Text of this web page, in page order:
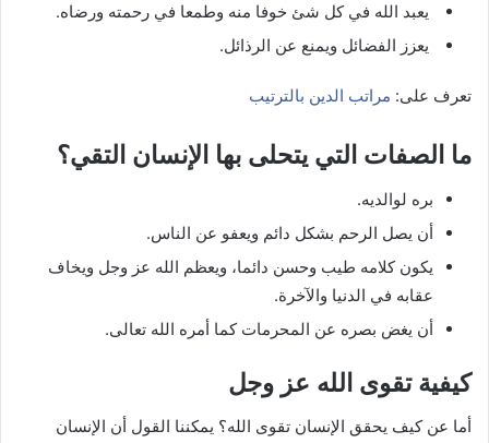
يعبد الله في كل شئ خوفا منه وطمعا في رحمته ورضاه.
يعزز الفضائل ويمنع عن الرذائل.
تعرف على: مراتب الدين بالترتيب
ما الصفات التي يتحلى بها الإنسان التقي؟
بره لوالديه.
أن يصل الرحم بشكل دائم ويعفو عن الناس.
يكون كلامه طيب وحسن دائما، ويعظم الله عز وجل ويخاف
عقابه في الدنيا والآخرة.
أن يغض بصره عن المحرمات كما أمره الله تعالى.
كيفية تقوى الله عز وجل
أما عن كيف يحقق الإنسان تقوى الله؟ يمكننا القول أن الإنسان